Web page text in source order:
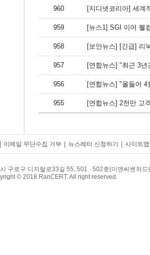
960 [지디넷코리아] 세계
959 [뉴스1] SGI 이어 웰
958 [보안뉴스] [긴급] 리
957 [연합뉴스] "최근 3
956 [연합뉴스] "올들어
955 [연합뉴스] 2천만 고
이메일 무단수집 거부 뉴스레터 신청하기 사이트맵
구로구 디지털로33길 55, 501 · 502호(이앤씨벤처드
© 2018 RanCERT. All right reserved.